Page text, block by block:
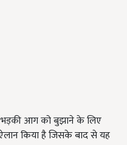
भड़की आग को बुझाने के लिए
ऐलान किया है जिसके बाद से यह